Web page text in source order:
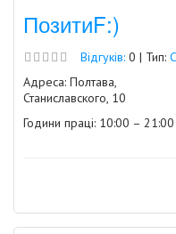
ПозитиF:)
Відгуків: 0 | Тип:
Адреса: Полтава,
Станиславского, 10
Години праці: 10:00 – 21:00